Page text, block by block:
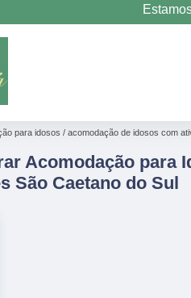
para idosos acomodação de idosos com
Acomodação para
São Caetano do Sul